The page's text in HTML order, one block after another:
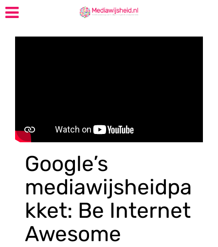
Google’s
mediawijsheidpa
kket: Be Internet
Awesome